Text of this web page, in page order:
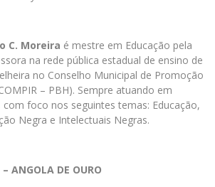
C. Moreira é mestre em Educação pela
na rede pública estadual de ensino de
no Conselho Municipal de Promoção
– PBH). Sempre atuando em
foco nos seguintes temas: Educação,
Negra e Intelectuais Negras.
ANGOLA DE OURO